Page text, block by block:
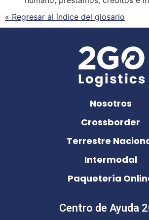
« Regresar al índice del glosario
Nosotros
Crossborder
Terrestre
Intermodal
Paquetería
Centro de Ayuda